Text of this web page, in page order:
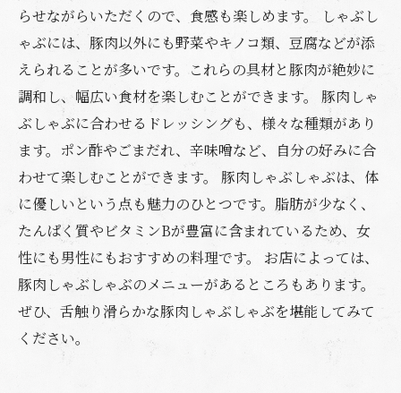
らせながらいただくので、食感も楽しめます。 しゃぶし
ゃぶには、豚肉以外にも野菜やキノコ類、豆腐などが添
えられることが多いです。これらの具材と豚肉が絶妙に
調和し、幅広い食材を楽しむことができます。 豚肉しゃ
ぶしゃぶに合わせるドレッシングも、様々な種類があり
ます。ポン酢やごまだれ、辛味噌など、自分の好みに合
わせて楽しむことができます。 豚肉しゃぶしゃぶは、体
に優しいという点も魅力のひとつです。脂肪が少なく、
たんぱく質やビタミンBが豊富に含まれているため、女
性にも男性にもおすすめの料理です。 お店によっては、
豚肉しゃぶしゃぶのメニューがあるところもあります。
ぜひ、舌触り滑らかな豚肉しゃぶしゃぶを堪能してみて
ください。